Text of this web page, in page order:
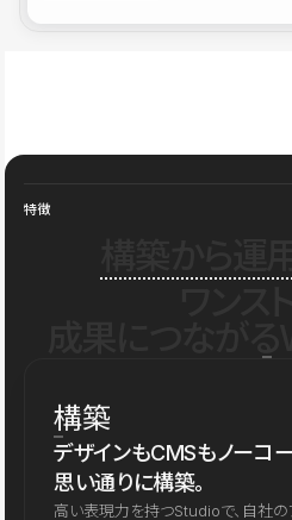
特徴
構築
デザインもCMSもノーコ
思い通りに構築。
高い表現力を持つStudioで、自社